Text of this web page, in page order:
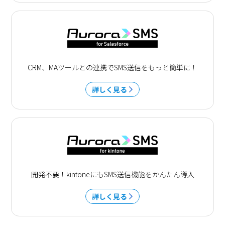
CRM、MAツールとの連携でSMS送信をもっと簡単に！
詳しく見る
開発不要！kintoneにもSMS送信機能をかんたん導入
詳しく見る